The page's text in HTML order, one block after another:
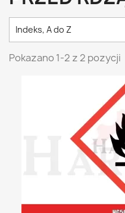
Indeks, A do Z
Pokazano 1-2 z 2 pozycji